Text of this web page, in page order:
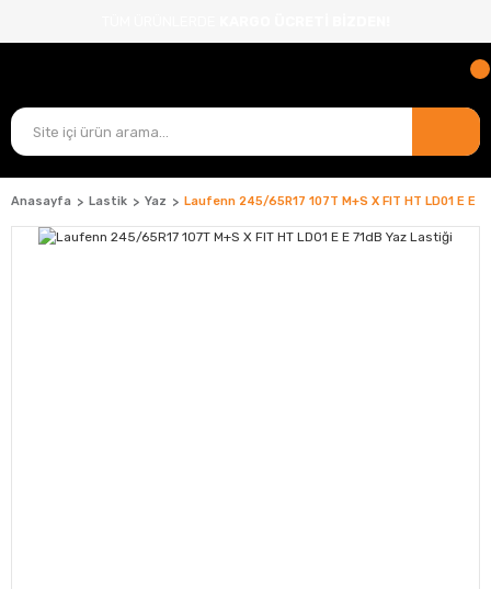
Anasayfa Lastik Yaz Laufenn 245/65R17 107T M+S X FIT HT LD01 E E